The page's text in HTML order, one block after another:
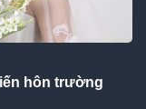
hôn trường